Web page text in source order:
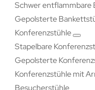
Schwer entflammbare
Gepolsterte
Konferenzstühle
Stapelbare
Gepolsterte
Konferenzstühle mit
Besucherstühle